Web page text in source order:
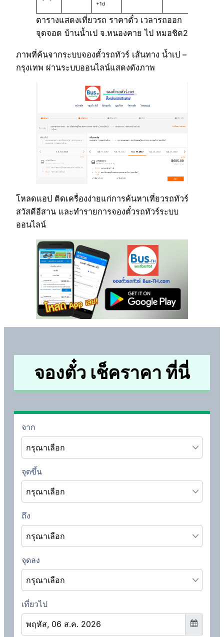
+1d
ตารางแสดงเที่ยวรถ ราคาตั๋ว เวลารถออก
จุดจอด บ้านน้ำเป จ.หนองคาย ไป หมอชิต2
ภาพที่ค้นจากระบบจองตั๋วรถทัวร์ เส้นทาง น้ำเป –
กรุงเทพ ผ่านระบบออนไลน์แสดงดังภาพ
โหลดแอป ติดเครื่องง่ายแก่การค้นหาเที่ยวรถทัวร์
สวัสดีอีสาน และทำรายการจองตั๋วรถทัวร์ระบบ
ออนไลน์
จองตั๋ว เช็คราคา ที่นี่